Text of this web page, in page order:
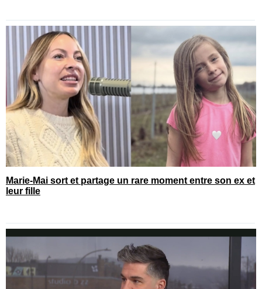
Marie-Mai sort et partage un rare moment entre son ex et
leur fille